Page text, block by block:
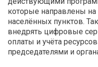
которые направлены
населённых пунктов.
внедрять цифровые
оплаты и учёта
председателями и